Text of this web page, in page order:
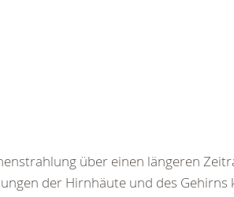
über einen längeren
der Hirnhäute und des Gehirns